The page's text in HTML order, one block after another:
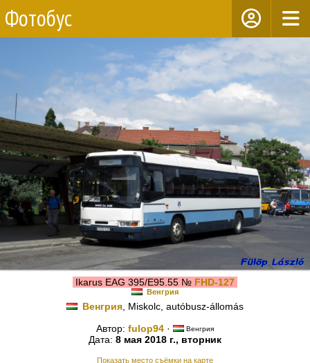
Фотобус
Ikarus EAG 395/E95.55 № FHD-127
Венгрия
Венгрия , Miskolc, autóbusz-állomás
Автор: fulop94 · Венгрия
Дата: 8 мая 2018 г., вторник
Показать место съёмки на карте